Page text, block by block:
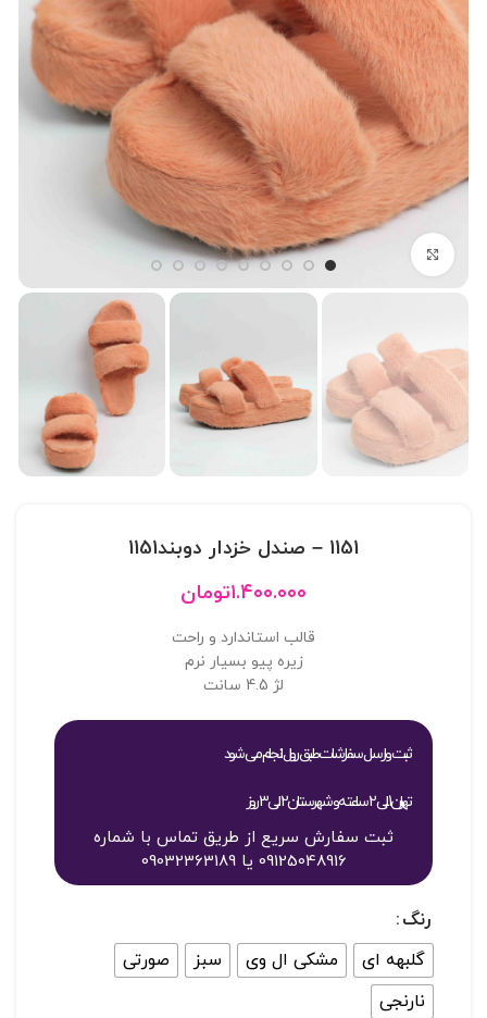
بزرگنمایی تصویر
1151 – صندل خزدار دوبند1151
۱.۴۰۰.۰۰۰تومان
قالب استاندارد و راحت
زیره پیو بسیار نرم
لژ 4.5 سانت
ثبت و ارسال سفارشات طبق روال انجام می شود
تهران 1 الی 2 ساعته و شهرستان 2 الی 3 روز
ثبت سفارش سریع از طریق تماس با شماره
09125048916 یا 09032363189
رنگ
گلبهه ای
مشکی ال وی سبز
صورتی
نارنجی